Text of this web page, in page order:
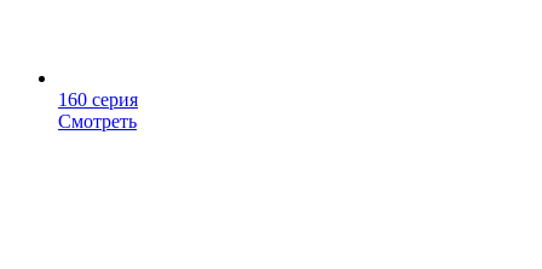
160 серия
Смотреть